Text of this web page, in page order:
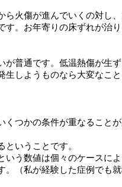
ら火傷が進んでいくの対し
。お年寄りの床ずれが治り
普通です。低温熱傷が生
生しようものなら大変なこ
つかの条件が重なることが
いうことです。
いう数値は個々のケースに
。（私が経験した症例でも